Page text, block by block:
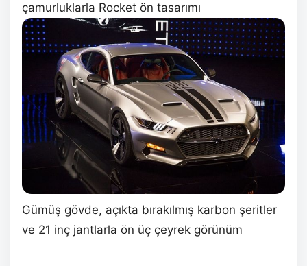
çamurluklarla Rocket ön tasarımı
Gümüş gövde, açıkta bırakılmış karbon şeritler
ve 21 inç jantlarla ön üç çeyrek görünüm